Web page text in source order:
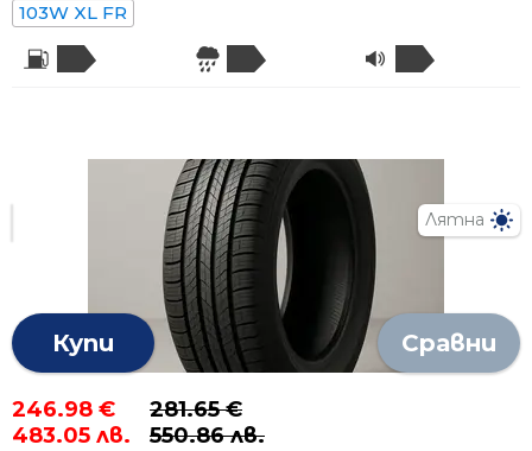
103W XL FR
Лятна
Купи Сравни
246.98 €
483.05 лв.
281.65 €
550.86 лв.